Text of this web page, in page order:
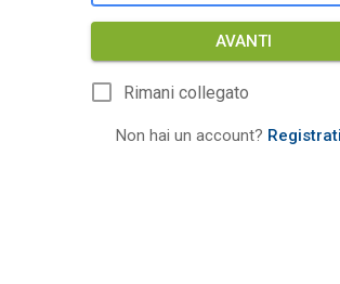
AVANTI
Rimani collegato
Non hai un account?